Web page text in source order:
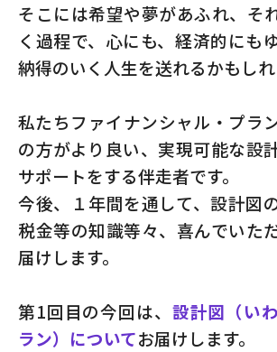
そこには希望や夢があふれ、そ
く過程で、心にも、経済的にも
納得のいく人生を送れるかもしれ
私たちファイナンシャル・プラ
の方がより良い、実現可能な設
サポートをする伴走者です。
今後、１年間を通して、設計図
税金等の知識等々、喜んでいた
届けします。
第1回目の今回は、 設計図（い
ラン）についてお届けします。